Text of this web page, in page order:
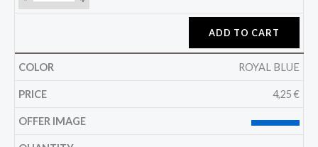
ADD TO CART
ROYAL BLUE
4,25€